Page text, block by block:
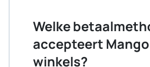
Welke
accepteert
winkels?